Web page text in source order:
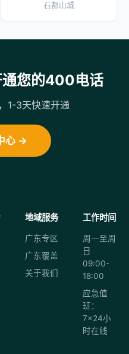
石都山城
通您的400电话
1-3天快速开通
心 →
地域服务
广东专区
广东覆盖
关于我们
工作时间
周一至周
日
09:00-
18:00
应急值
班：
7×24小
时在线